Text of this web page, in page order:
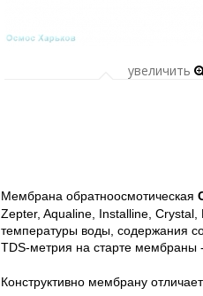
увеличить
Мембрана обратноосмотическая
Zepter, Aqualine, Installine, Crystal,
температуры воды, содержания
TDS-метрия на старте мембраны
Конструктивно мембрану